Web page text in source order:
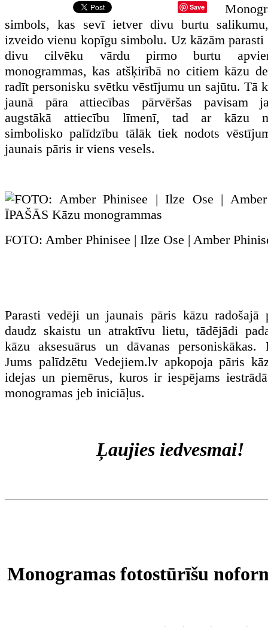
Save
simbols, kas sevī ietver divu burtu
izveido vienu kopīgu simbolu. Uz kāzām parasti
divu cilvēku vārdu pirmo burtu
monogrammas, kas atšķirībā no citiem kāzu
radīt personisku svētku vēstījumu un sajūtu. Tā
jaunā pāra attiecības pārvēršas pavisam
augstākā attiecību līmenī, tad ar kāzu
simbolisko palīdzību tālāk tiek nodots
jaunais pāris ir viens vesels.
FOTO: Amber Phinisee | Ilze Ose | Amber
Parasti vedēji un jaunais pāris kāzu radošajā
daudz skaistu un atraktīvu lietu, tādējādi
kāzu aksesuārus un dāvanas personiskākas.
Jums palīdzētu Vedejiem.lv apkopoja pāris
idejas un piemērus, kuros ir iespējams
monogramas jeb iniciāļus.
Ļaujies iedvesmai!
Monogramas fotostūrīšu